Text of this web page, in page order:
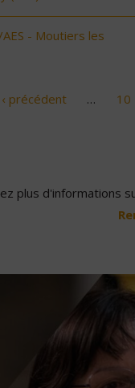
- Moutiers les
‹ précédent … 10
plus d'informations